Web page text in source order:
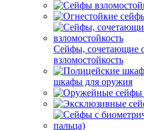
Сейфы, сочетающие
взломостойкость
шкафы для оружия